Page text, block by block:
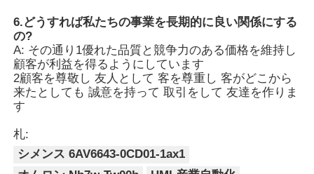
6.どうすれば私たちの事業を長期的に良い関係にする
の?
A: その通り1優れた品質と競争力のある価格を維持し
顧客が利益を得るようにしています
2顧客を尊敬し 友人として 客を尊重し 客がどこから
来たとしても 誠意を持って 取引をして 友達を作りま
す
札:
シメンス 6AV6643-0CD01-1ax1